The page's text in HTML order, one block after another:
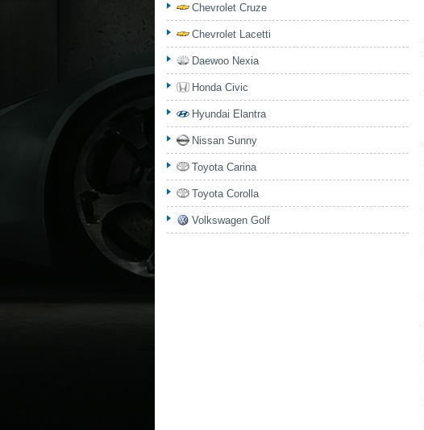
Chevrolet Cruze
Chevrolet Lacetti
Daewoo Nexia
Honda Civic
Hyundai Elantra
Nissan Sunny
Toyota Carina
Toyota Corolla
Volkswagen Golf